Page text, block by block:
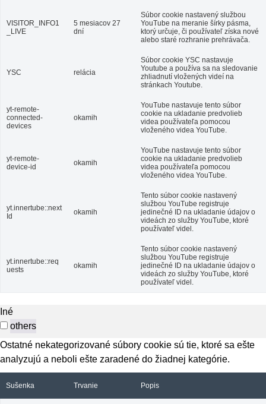
VISITOR_INFO1
_LIVE
5 mesiacov 27
dní
Súbor cookie nastavený službou
YouTube na meranie šírky pásma,
ktorý určuje, či používateľ získa nové
alebo staré rozhranie prehrávača.
YSC relácia
Súbor cookie YSC nastavuje
Youtube a používa sa na sledovanie
zhliadnutí vložených videí na
stránkach Youtube.
yt-remote-
connected-
devices
okamih
YouTube nastavuje tento súbor
cookie na ukladanie predvolieb
videa používateľa pomocou
vloženého videa YouTube.
yt-remote-
device-id
okamih
YouTube nastavuje tento súbor
cookie na ukladanie predvolieb
videa používateľa pomocou
vloženého videa YouTube.
yt.innertube::next
Id
okamih
Tento súbor cookie nastavený
službou YouTube registruje
jedinečné ID na ukladanie údajov o
videách zo služby YouTube, ktoré
používateľ videl.
yt.innertube::req
uests
okamih
Tento súbor cookie nastavený
službou YouTube registruje
jedinečné ID na ukladanie údajov o
videách zo služby YouTube, ktoré
používateľ videl.
Iné
others
Ostatné nekategorizované súbory cookie sú tie, ktoré sa ešte
analyzujú a neboli ešte zaradené do žiadnej kategórie.
Sušenka Trvanie Popis